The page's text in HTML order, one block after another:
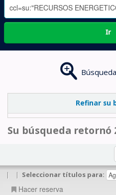
Ir
Refinar su
Su búsqueda retornó
| | Seleccionar títulos para:
Hacer reserva